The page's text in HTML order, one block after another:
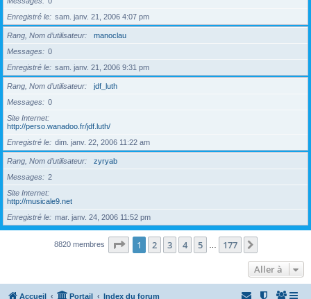
Enregistré le
sam. janv. 21, 2006 4:07 pm
Rang, Nom d’utilisateur
manoclau
Messages
0
Enregistré le
sam. janv. 21, 2006 9:31 pm
Rang, Nom d’utilisateur
jdf_luth
Messages
0
Site Internet
http://perso.wanadoo.fr/jdf.luth/
Enregistré le
dim. janv. 22, 2006 11:22 am
Rang, Nom d’utilisateur
zyryab
Messages
2
Site Internet
http://musicale9.net
Enregistré le
mar. janv. 24, 2006 11:52 pm
8820 membres Page 1sur177
1 2 3 4 5 177
Aller à
Accueil Portail Index du forum